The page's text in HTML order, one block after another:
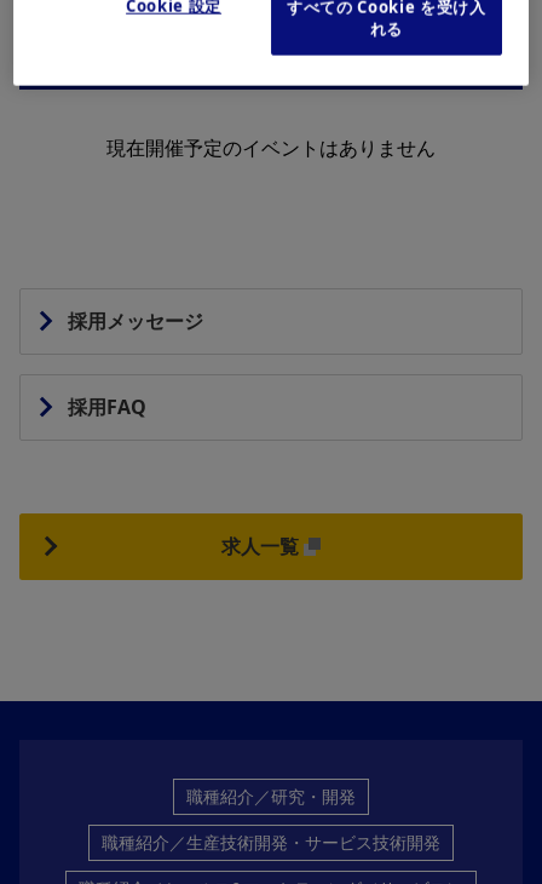
現在開催予定のイベントはありません
採用メッセージ
採用FAQ
求人一覧
職種紹介／研究・開発
職種紹介／生産技術開発・サービス技術開発
Cookie 設定
すべての Cookie を受け入
れる